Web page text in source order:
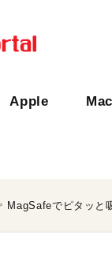
Apple Mac
MagSafeでピタッと